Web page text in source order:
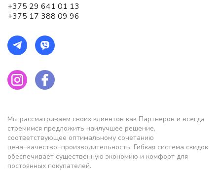
+375 29 641 01 13
+375 17 388 09 96
Мы рассматриваем своих клиентов как Партнеров и всегда
стремимся предложить наилучшее решение,
соответствующее оптимальному сочетанию
цена−качество−производительность. Гибкая система скидок
обеспечивает существенную экономию и комфорт для
постоянных покупателей.